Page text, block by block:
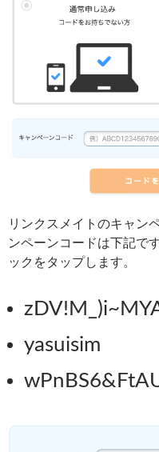
リンクスメイトのキャン
ンペーンコードは下記で
ックをタップします。
yasuisim